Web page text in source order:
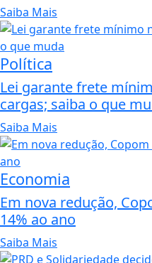
Saiba Mais
Política
Lei garante frete
cargas; saiba o que
Saiba Mais
Economia
Em nova redução,
14% ao ano
Saiba Mais